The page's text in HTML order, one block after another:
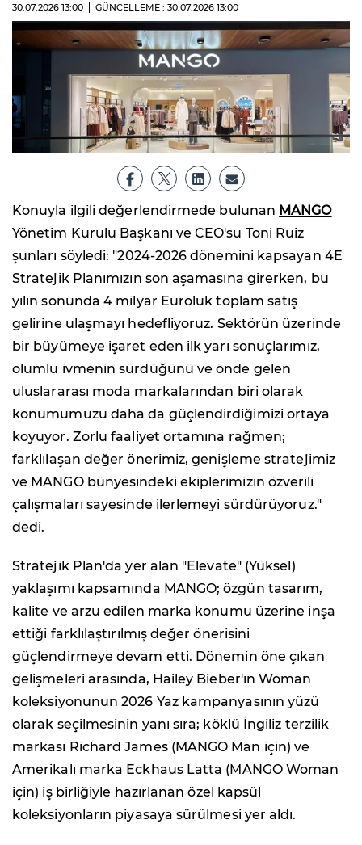
30.07.2026 13:00 GÜNCELLEME : 30.07.2026 13:00
Konuyla ilgili değerlendirmede bulunan MANGO
Yönetim Kurulu Başkanı ve CEO'su Toni Ruiz
şunları söyledi: "2024-2026 dönemini kapsayan 4E
Stratejik Planımızın son aşamasına girerken, bu
yılın sonunda 4 milyar Euroluk toplam satış
gelirine ulaşmayı hedefliyoruz. Sektörün üzerinde
bir büyümeye işaret eden ilk yarı sonuçlarımız,
olumlu ivmenin sürdüğünü ve önde gelen
uluslararası moda markalarından biri olarak
konumumuzu daha da güçlendirdiğimizi ortaya
koyuyor. Zorlu faaliyet ortamına rağmen;
farklılaşan değer önerimiz, genişleme stratejimiz
ve MANGO bünyesindeki ekiplerimizin özverili
çalışmaları sayesinde ilerlemeyi sürdürüyoruz."
dedi.
Stratejik Plan'da yer alan "Elevate" (Yüksel)
yaklaşımı kapsamında MANGO; özgün tasarım,
kalite ve arzu edilen marka konumu üzerine inşa
ettiği farklılaştırılmış değer önerisini
güçlendirmeye devam etti. Dönemin öne çıkan
gelişmeleri arasında, Hailey Bieber'ın Woman
koleksiyonunun 2026 Yaz kampanyasının yüzü
olarak seçilmesinin yanı sıra; köklü İngiliz terzilik
markası Richard James (MANGO Man için) ve
Amerikalı marka Eckhaus Latta (MANGO Woman
için) iş birliğiyle hazırlanan özel kapsül
koleksiyonların piyasaya sürülmesi yer aldı.